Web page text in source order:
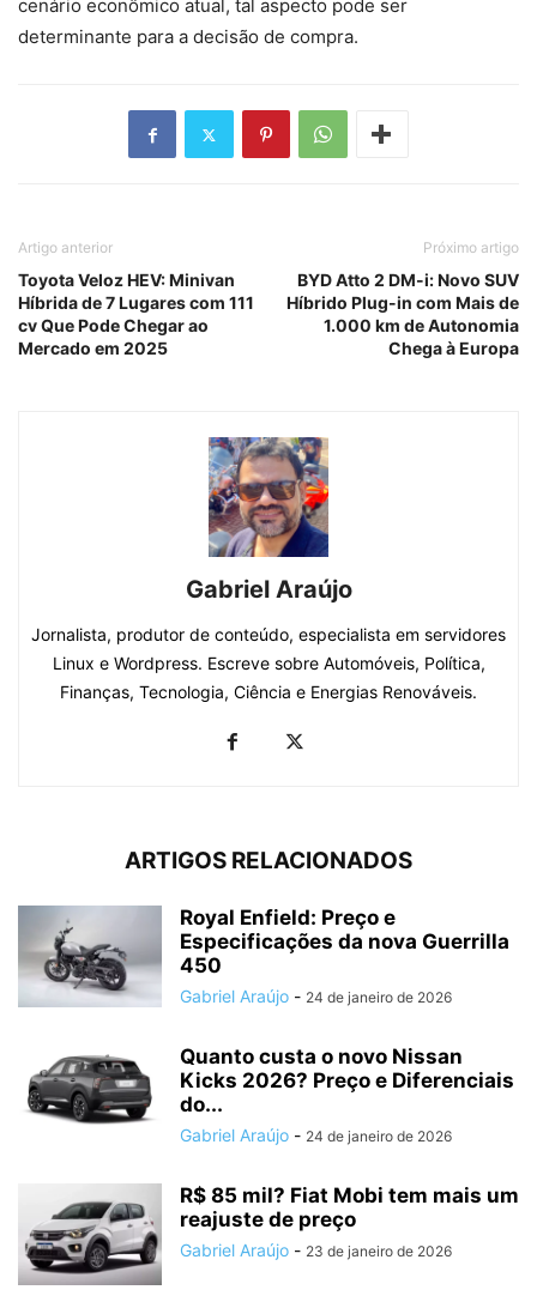
cenário econômico atual, tal aspecto pode ser
determinante para a decisão de compra.
Artigo anterior
Toyota Veloz HEV: Minivan
Híbrida de 7 Lugares com 111
cv Que Pode Chegar ao
Mercado em 2025
Próximo artigo
BYD Atto 2 DM-i: Novo SUV
Híbrido Plug-in com Mais de
1.000 km de Autonomia
Chega à Europa
Gabriel Araújo
Jornalista, produtor de conteúdo, especialista em servidores
Linux e Wordpress. Escreve sobre Automóveis, Política,
Finanças, Tecnologia, Ciência e Energias Renováveis.
ARTIGOS RELACIONADOS
Royal Enfield: Preço e
Especificações da nova Guerrilla
450
Gabriel Araújo - 24 de janeiro de 2026
Quanto custa o novo Nissan
Kicks 2026? Preço e Diferenciais
do...
Gabriel Araújo - 24 de janeiro de 2026
R$ 85 mil? Fiat Mobi tem mais um
reajuste de preço
Gabriel Araújo - 23 de janeiro de 2026